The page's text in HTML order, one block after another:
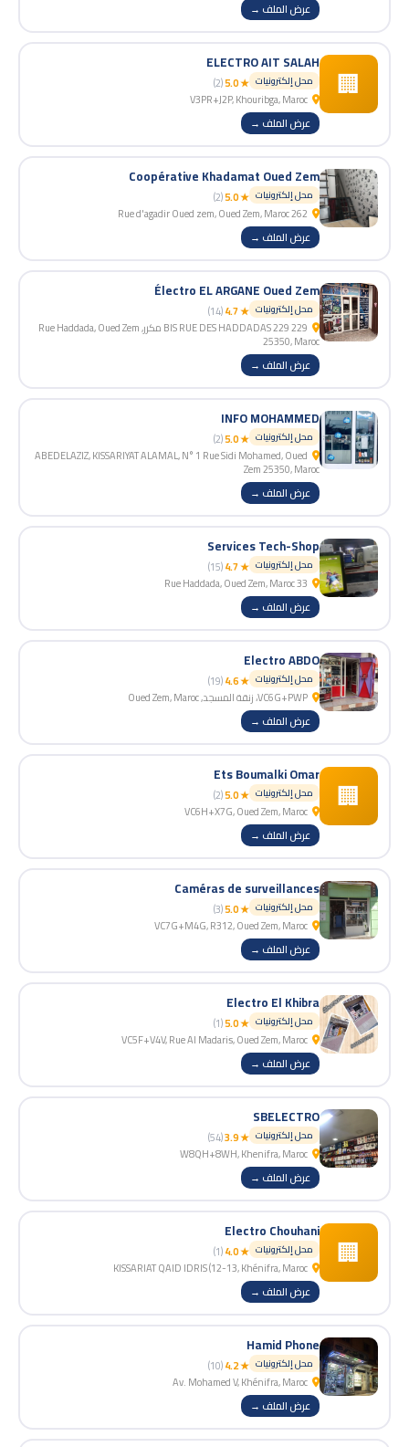
عرض الملف →
🏢
ELECTRO AIT SALAH
محل إلكترونيات ★ 5.0
(2)
عرض الملف →
Coopérative Khadamat Oued Zem
محل إلكترونيات ★ 5.0
(2)
عرض الملف →
Électro EL ARGANE Oued Zem
محل إلكترونيات ★ 4.7
(14)
229 BIS RUE DES HADDADAS 229 مكرر, Rue Haddada, Oued Zem
25350, Maroc
عرض الملف →
INFO MOHAMMED
محل إلكترونيات ★ 5.0
(2)
ABEDELAZIZ, KISSARIYAT ALAMAL, N° 1 Rue Sidi Mohamed, Oued
Zem 25350, Maroc
عرض الملف →
Services Tech-Shop
محل إلكترونيات ★ 4.7
(15)
عرض الملف →
Electro ABDO
محل إلكترونيات ★ 4.6
(19)
عرض الملف →
🏢
Ets Boumalki Omar
محل إلكترونيات ★ 5.0
(2)
عرض الملف →
Caméras de surveillances
محل إلكترونيات ★ 5.0
(3)
عرض الملف →
Electro El Khibra
محل إلكترونيات ★ 5.0
(1)
عرض الملف →
SBELECTRO
محل إلكترونيات ★ 3.9
(54)
عرض الملف →
🏢
Electro Chouhani
محل إلكترونيات ★ 4.0
(1)
عرض الملف →
Hamid Phone
محل إلكترونيات ★ 4.2
(10)
عرض الملف →